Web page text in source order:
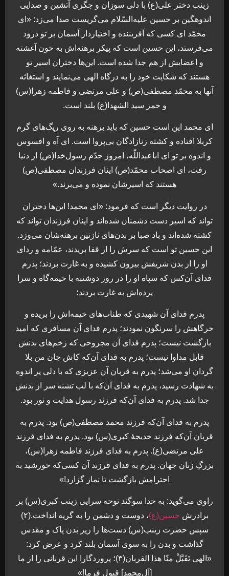
زينب دختر على(ع) با دلى سوزان و جگرى آتشين و صدايى
اندوهگين بر حسين عليه‌السّلام مى‌گريست صدا مى‌زد: «اى
محمّد اى كسى كه آفريننده و اختياردار آسمان بر تو درود
مى‌فرستد، اين حسين است كه پيكر برهنه‌اش به خون آغشته
و اعضايش از هم جدا شده است. اين‌ها دختران اسير تو
هستند كه شكايت خود را به درگاه الهى مى‌نمايند و استغاثه
آنها به محمّد مصطفى(ص) و على مرتضى و فاطمه زهرا(س)
و حمز سيد الشهدا(ع) بلند است.
اى محمد اين است حسين كه بايد برهنه به روى ريگ‌هاى گرم
كربلا افتاده و كشته زنازادگان بى‌پروا است. اى آه و افسوس
و اندوه بر تو اى اباعبداللّٰه، امروز جدّم رسول‌خدا(ص) از دنيا
رفت، اى اصحاب محمّد(ص) اينان فرزندان مصطفى(ص)
هستند كه اسيرشان نموده و مى‌برند.»
در روايت ديگر است كه فرمود: «اى محمد! اين‌ها دختران
تواند كه اسير دست دشمنان شده‌اند و اينان فرزندان تواند كه
كشته شده‌اند و باد صبا بر بدن‌هاى نازنين برهنه‌شان مى‌وزد.
اين حسين تو است كه سرش را از قفا بريدند، عمّامه و رداى
او را از بدن شريفش بيرون كشيده و به غارت بردند؛ پدرم
فداى آن‌كس كه سپاه او را در روز دوشنبه با خيمه‌گاه و سرا
پرده‌اش به غارت بردند؛
پدرم فداى آن شهيدى كه طناب‌هاى خيمه‌اش را بريده و
خرگاهش را سرنگون نمودند؛ پدرم فداى آن مسافرى كه اميد
بازگشت نيست؛ پدرم فداى آن مجروحى كه زخم‌هاى بدنش
قابل مداوا نيست؛ پدرم به فداى آن‌كه كاش جان من بلا
گردان او مى‌شد؛ پدرم به قربان آن عزيزى كه با دلى پر اندوه
به شهادت رسيد، پدرم به فداى آن‌كه با لب تشنه سر از بدنش
جدا شد. پدرم به فداى آن‌كه فرزند رسول هدايت و نور بود.
پدرم به فداى آن‌كه فرزند محمد مصطفى(ص) بود. پدرم به
قربان آن‌كه فرزند خديجۀ كبرى(س) بود. پدرم به فداى فرزند
على مرتضى(ع). پدرم به فداى فرزند فاطمه زهرا(س)،
بزرگِ‌ زنان جهان. پدرم به فداى فرزند آن كسى‌كه خورشيد به
احترامش بازگشت تا نماز گزارد!»
راوى مى‌گويد: به خدا سوگند نوحه سرايى زينب كبرى(س) بر
برادرش حسين(ع)، دوست و دشمن را به گريه انداخت.(۲)
سپس حضرت زينب(س) دست‌ها را زير بدن پاک و مقدس
گذاشت و بدن را به سوى آسمان بلند كرد و عرض كرد:
«الهى تَقَبَّلْ‌ منّا هذا القربان(۳)؛ پروردگارا اين قربانى را از ما
[آل‌محمد] قبول فرما!»